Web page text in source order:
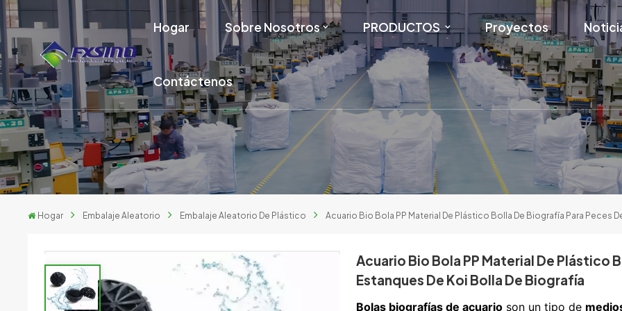
Hogar Sobre Nosotros PRODUCTOS Proyectos
Contáctenos
Hogar Embalaje Aleatorio Embalaje Aleatorio De Plástico Acuario Bio Bola PP Material De Plástico Bolla De Biografía Para Peces
Acuario Bio Bola PP Material De Plástico
Estanques De Koi Bolla De Biografía
Bolas biografías de acuario son un tipo de